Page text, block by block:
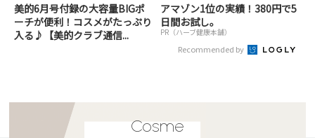
美的6月号付録の大容量BIGポ
ーチが便利！コスメがたっぷり
入る♪【美的クラブ通信...
アマゾン1位の実績！380円で5
日間お試し。
PR（ハーブ健康本舗）
Recommended by
Cosme